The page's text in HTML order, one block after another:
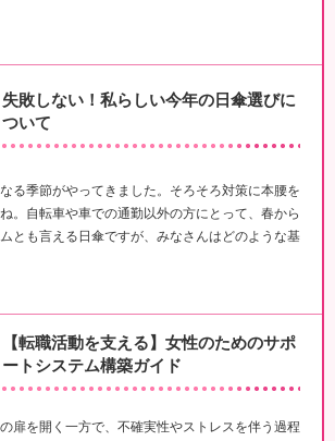
失敗しない！私らしい今年の日傘選びに
ついて
る季節がやってきました。そろそろ対策に本腰を
。自転車や車での通勤以外の方にとって、春から
とも言える日傘ですが、みなさんはどのような基
【転職活動を支える】女性のためのサポ
ートシステム構築ガイド
扉を開く一方で、不確実性やストレスを伴う過程